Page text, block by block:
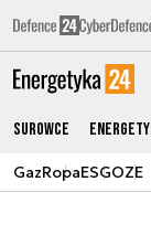
Surowce
GazRopaESGOZE